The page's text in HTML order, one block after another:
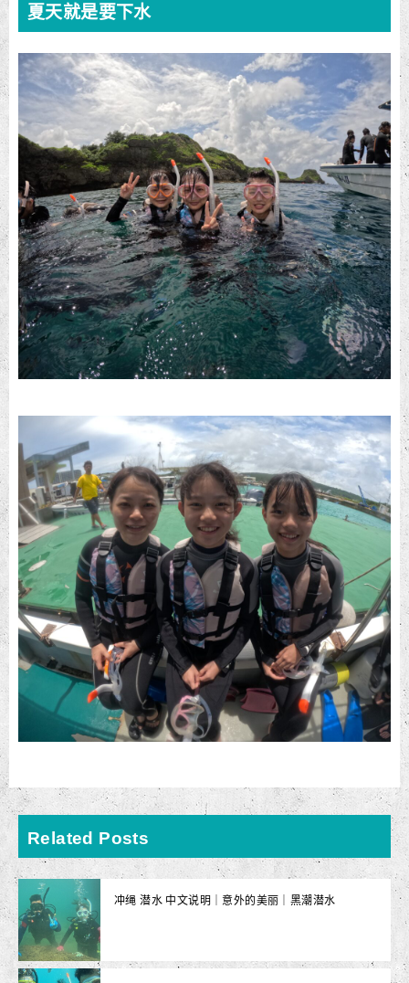
夏天就是要下水
Related Posts
冲绳 潜水 中文说明｜意外的美丽｜黑潮潜水